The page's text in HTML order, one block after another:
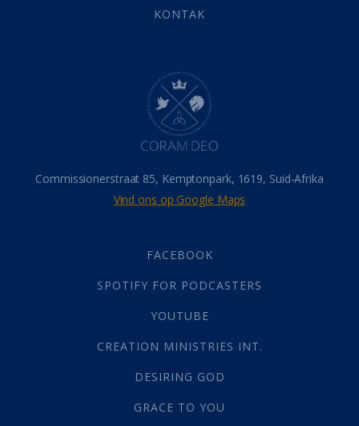
(142)
Hemel (31)
Israel (14)
Millennium(1)
Oordeelsdag(19)
Verheerlikte liggaam
Wederkoms
(27)
Gebed(87)
Die Onse Vader(12)
God(392)
Afgode(23)
Almag(1)
Alomteenwoordig
Alwetendheid (1)
KONTAK
Commissionerstraat 85, Kemptonpark, 1619, Suid-Afrika
Vind ons op Google Maps
FACEBOOK
SPOTIFY FOR PODCASTERS
YOUTUBE
CREATION MINISTRIES INT.
DESIRING GOD
GRACE TO YOU